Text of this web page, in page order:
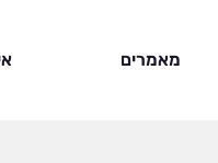
מאמרים